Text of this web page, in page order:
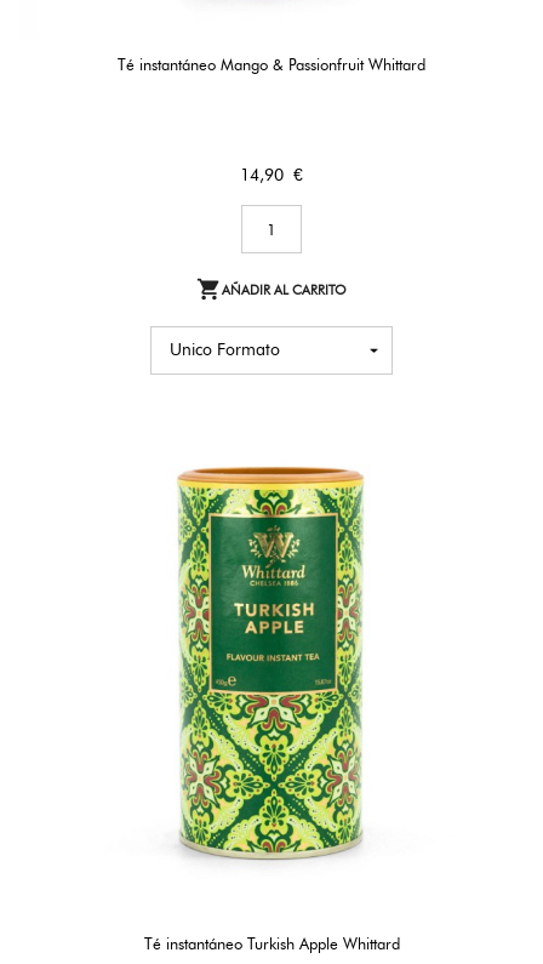
Té instantáneo Mango & Passionfruit Whittard
Precio
14,90 €
AÑADIR AL CARRITO
Té instantáneo Turkish Apple Whittard